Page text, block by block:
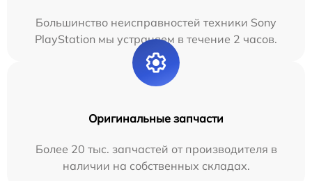
Большинство неисправностей техники Sony
PlayStation мы устраняем в течение 2 часов.
Оригинальные запчасти
Более 20 тыс. запчастей от производителя в
наличии на собственных складах.